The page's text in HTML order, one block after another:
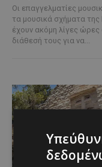
Οι επαγγελματίες
τα μουσικά σχήματα
έχουν ακόμη λίγες ώρες
διάθεσή τους για να...